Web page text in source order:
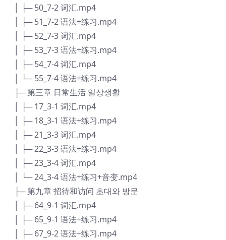
│ ├─ 50_7-2 词汇.mp4
│ ├─ 51_7-2 语法+练习.mp4
│ ├─ 52_7-3 词汇.mp4
│ ├─ 53_7-3 语法+练习.mp4
│ ├─ 54_7-4 词汇.mp4
│ └─ 55_7-4 语法+练习.mp4
├─ 第三章 日常生活 일상생활
│ ├─ 17_3-1 词汇.mp4
│ ├─ 18_3-1 语法+练习.mp4
│ ├─ 21_3-3 词汇.mp4
│ ├─ 22_3-3 语法+练习.mp4
│ ├─ 23_3-4 词汇.mp4
│ └─ 24_3-4 语法+练习+音变.mp4
├─ 第九章 招待和访问 초대와 방문
│ ├─ 64_9-1 词汇.mp4
│ ├─ 65_9-1 语法+练习.mp4
│ ├─ 67_9-2 语法+练习.mp4